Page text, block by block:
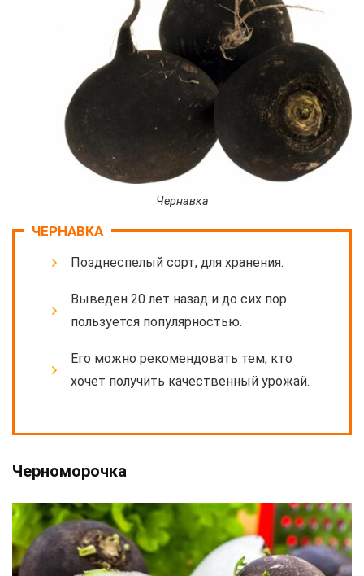
Чернавка
ЧЕРНАВКА
Позднеспелый сорт, для хранения.
Выведен 20 лет назад и до сих пор
пользуется популярностью.
Его можно рекомендовать тем, кто
хочет получить качественный урожай.
Черноморочка